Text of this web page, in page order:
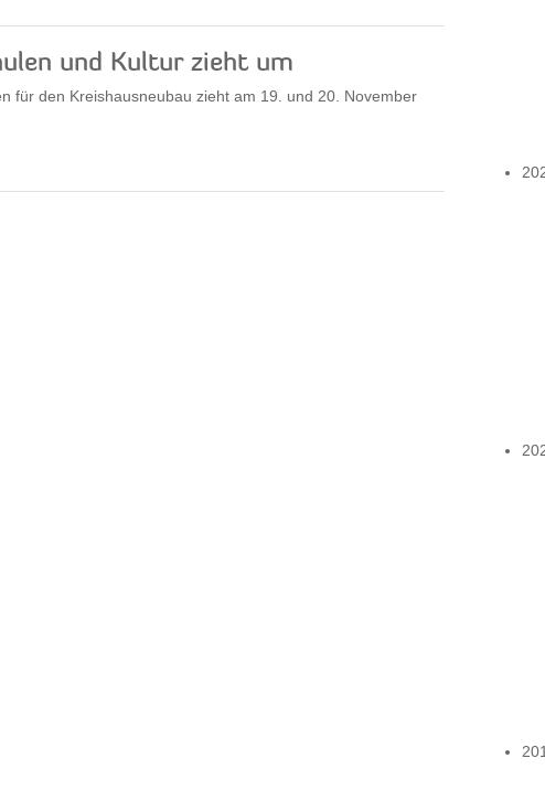
und Kultur zieht um
für den Kreishausneubau zieht am 19. und 20. November